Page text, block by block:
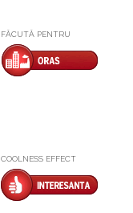
FĂCUTĂ PENTRU
COOLNESS EFFECT